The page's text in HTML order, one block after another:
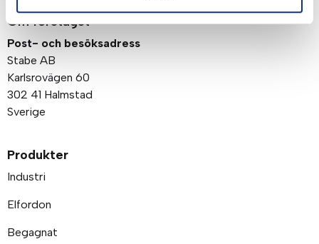
Om företaget
Post- och besöksadress
Stabe AB
Karlsrovägen 60
302 41 Halmstad
Sverige
Produkter
Industri
Elfordon
Begagnat